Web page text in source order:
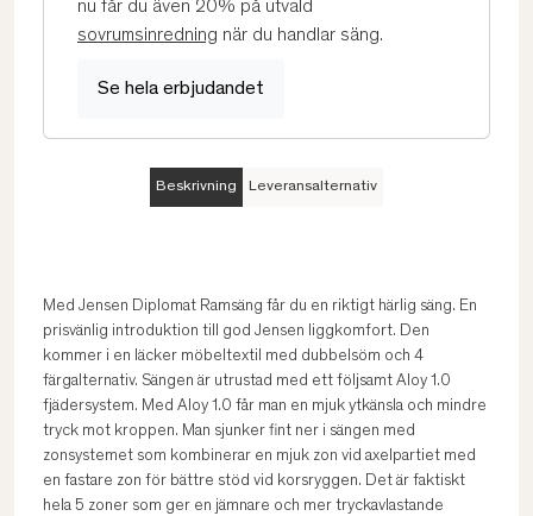
nu får du även 20% på utvald
sovrumsinredning när du handlar säng.
Se hela erbjudandet
Beskrivning Leveransalternativ
Med Jensen Diplomat Ramsäng får du en riktigt härlig säng. En
prisvänlig introduktion till god Jensen liggkomfort. Den
kommer i en läcker möbeltextil med dubbelsöm och 4
färgalternativ. Sängen är utrustad med ett följsamt Aloy 1.0
fjädersystem. Med Aloy 1.0 får man en mjuk ytkänsla och mindre
tryck mot kroppen. Man sjunker fint ner i sängen med
zonsystemet som kombinerar en mjuk zon vid axelpartiet med
en fastare zon för bättre stöd vid korsryggen. Det är faktiskt
hela 5 zoner som ger en jämnare och mer tryckavlastande